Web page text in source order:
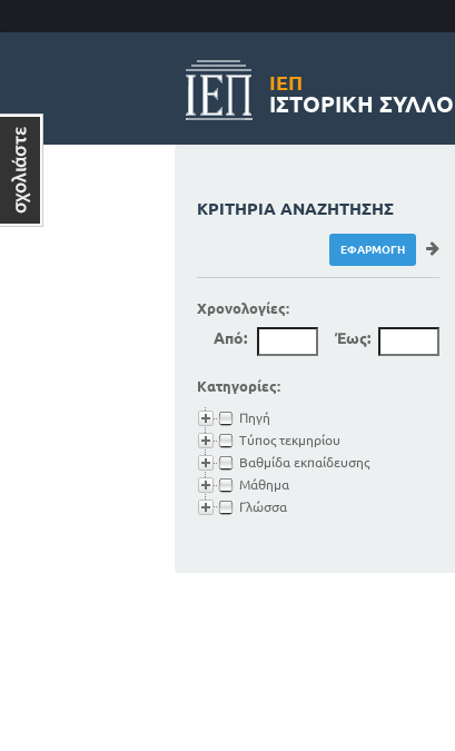
ΙΕΠ
ΙΣΤΟΡΙΚΉ
ΚΡΙΤΉΡΙΑ ΑΝΑΖΉΤΗΣΗΣ
Χρονολογίες:
Από: Έως:
Κατηγορίες:
Πηγή
Τύπος τεκμηρίου
Βαθμίδα εκπαίδευσης
Μάθημα
Γλώσσα